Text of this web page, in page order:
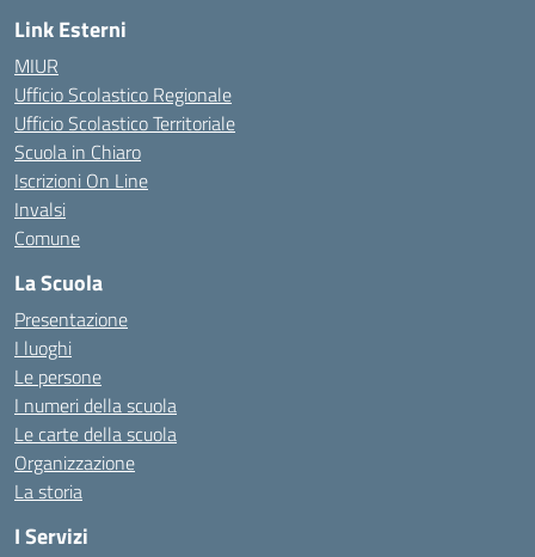
Link Esterni
MIUR
Ufficio Scolastico Regionale
Ufficio Scolastico Territoriale
Scuola in Chiaro
Iscrizioni On Line
Invalsi
Comune
La Scuola
Presentazione
I luoghi
Le persone
I numeri della scuola
Le carte della scuola
Organizzazione
La storia
I Servizi